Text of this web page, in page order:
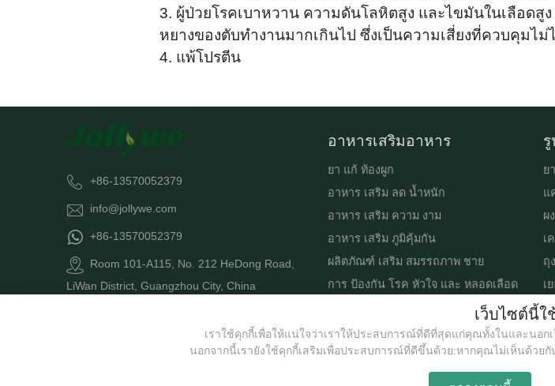
3. ผู้ป่วยโรคเบาหวาน ความดันโลหิตสูง และไขมันในเลือด
หยางของตับทำงานมากเกินไป ซึ่งเป็นความเสี่ยงที่ควบคุมไ
4. แพ้โปรตีน
เว็บไซต์นี้ใ
เราใช้คุกกี้เพื่อให้แน่ใจว่าเราให้ประสบการณ์ที่ดีที่สุดแก่คุณทั้งในและนอ
นอกจากนี้เรายังใช้คุกกี้เสริมเพื่อประสบการณ์ที่ดีขึ้นด้วย:หากคุณไม่เห็นด้วย
+86-13570052379
info@jollywe.com
+86-13570052379
Room 101-A115, No. 212 HeDong Road,
LiWan District, Guangzhou City, China
อาหารเสริมอาหาร
ยา แก้ ท้องผูก
อาหาร เสริม ลด น้ำหนัก
อาหาร เสริม ความ งาม
อาหาร เสริม ภูมิคุ้มกัน
ผลิตภัณฑ์ เสริม สมรรถภาพ ชาย
การ ป้องกัน โรค หัวใจ และ หลอดเลือด
อาหาร เสริม สำหรับ เด็ก
เค้ก Ejiao
ย
แ
ผ
เ
ถุ
เ